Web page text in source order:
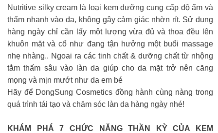
Nutritive silky cream là loại kem dưỡng cung cấp độ ẩm và
thấm nhanh vào da, không gây cảm giác nhờn rít. Sử dụng
hàng ngày chỉ cần lấy một lượng vừa đủ và thoa đều lên
khuôn mặt và cổ như đang tận hưởng một buổi massage
nhẹ nhàng.. Ngoai ra các tinh chất & dưỡng chất từ nhộng
tằm thấm sâu vào làn da giúp cho da mặt trở nên căng
mọng và mịn mướt như da em bé
Hãy để DongSung Cosmetics đồng hành cùng nàng trong
quá trình tái tạo và chăm sóc làn da hàng ngày nhé!
KHÁM PHÁ 7 CHỨC NĂNG THẦN KỲ CỦA KEM